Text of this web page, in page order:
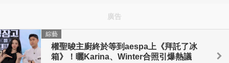
廣告
權聖晙主廚終於等到aespa上《拜託了冰
箱》！曬Karina、Winter合照引爆熱議
綜藝